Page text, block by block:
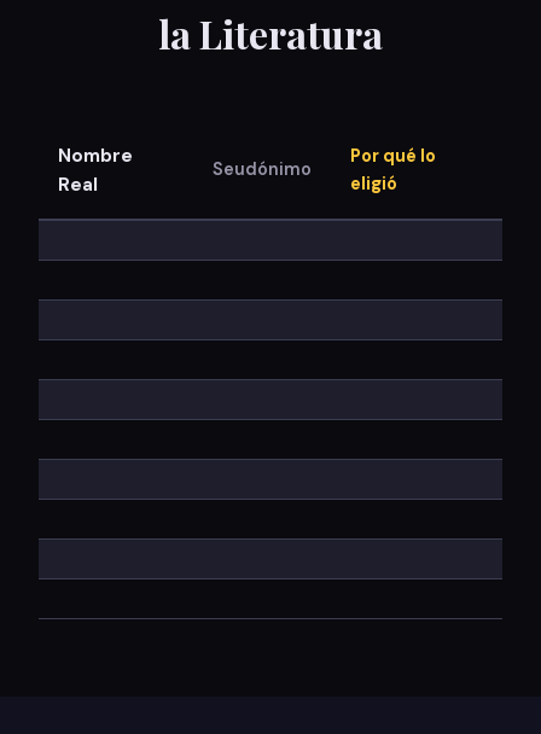
la Literatura
Nombre
Real
Seudónimo
Por qué lo
eligió